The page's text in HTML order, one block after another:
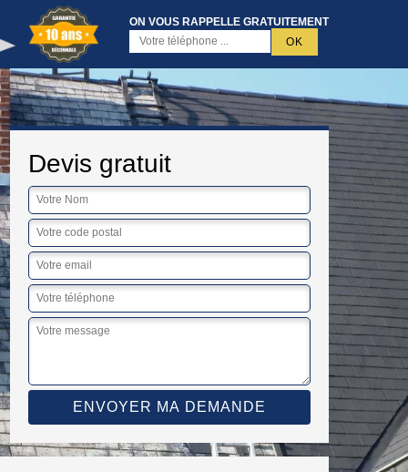
ON VOUS RAPPELLE GRATUITEMENT
Devis gratuit